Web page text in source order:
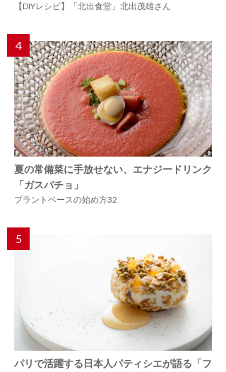
【DIYレシピ】「北出食堂」北出茂雄さん
4
夏の常備菜に手放せない、エナジードリンク
「ガスパチョ」
プラントベースの始め方32
5
パリで活躍する日本人パティシエが語る「フ